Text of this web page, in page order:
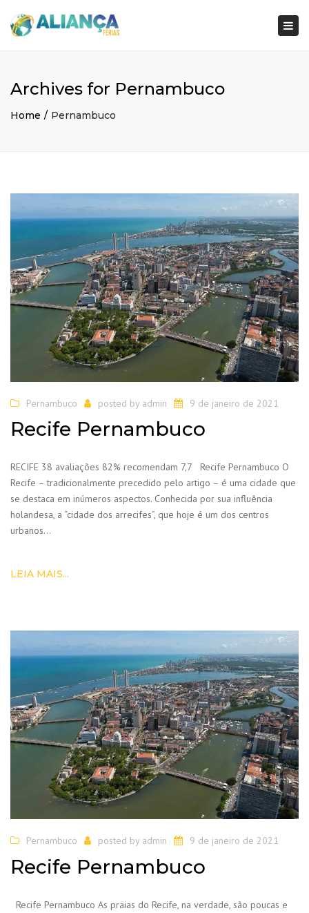
Archives for Pernambuco
Home Pernambuco
Pernambuco posted by admin 9 de janeiro de 2021
Recife Pernambuco
RECIFE 38 avaliações 82% recomendam 7,7 Recife Pernambuco O
Recife – tradicionalmente precedido pelo artigo – é uma cidade que
se destaca em inúmeros aspectos. Conhecida por sua influência
holandesa, a “cidade dos arrecifes”, que hoje é um dos centros
urbanos…
LEIA MAIS...
Pernambuco posted by admin 9 de janeiro de 2021
Recife Pernambuco
Recife Pernambuco As praias do Recife, na verdade, são poucas e